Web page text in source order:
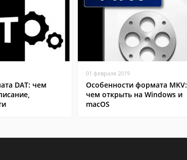
DAT: чем
01 февраля 2019
Особенности формата MKV:
чем открыть на Windows и
macOS